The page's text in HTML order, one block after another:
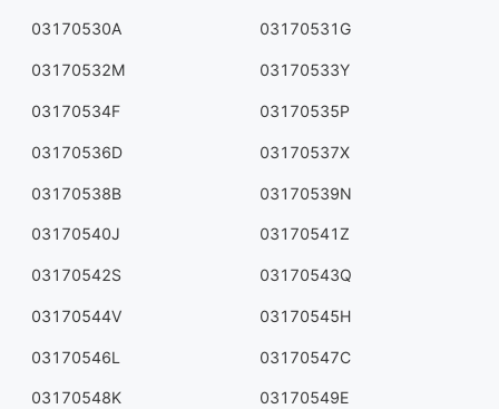
03170530A 03170531G
03170532M 03170533Y
03170534F 03170535P
03170536D 03170537X
03170538B 03170539N
03170540J 03170541Z
03170542S 03170543Q
03170544V 03170545H
03170546L 03170547C
03170548K 03170549E